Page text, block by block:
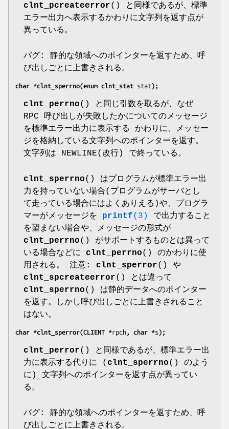
clnt_pcreateerror() と同様であるが、標準
エラー出力へ表示するかわりに文字列を返す点が
異っている。
バグ: 静的な領域へのポインターを返すため、呼
び出しごとに上書きされる。
char *clnt_sperrno(enum clnt_stat stat);
clnt_perrno() と同じ引数を取るが、なぜ
RPC 呼び出しが失敗したかについてのメッセージ
を標準エラー出力に表示する かわりに、メッセー
ジを格納している文字列へのポインターを返す。
文字列は NEWLINE(改行) で終っている。
clnt_sperrno() はプログラムが標準エラー出
力を持っていない場合(プログラムがサーバとし
て走っている場合にはよくありえる)や、プログラ
マーがメッセージを printf(3)
で出力すること
を望まない場合や、メッセージの形式が
clnt_perrno() がサポートするものとは異って
いる場合などに clnt_perrno() のかわりに使
用される。 注意: clnt_sperror() や
clnt_spcreateerror() とは違って
clnt_sperrno() は静的データへのポインター
を返す。しかし呼び出しごとに上書きされること
はない。
char *clnt_sperror(CLIENT *rpch , char *s);
clnt_perror() と同様であるが、標準エラー出
力に表示する代りに ( clnt_sperrno() のよう
に) 文字列へのポインターを返す点が異ってい
る。
バグ: 静的な領域へのポインターを返すため、呼
び出しごとに上書きされる。